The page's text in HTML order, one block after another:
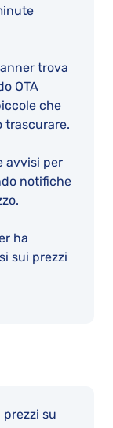
trova
OTA
che
trascurare.
avvisi per
notifiche
ha
sui prezzi
prezzi su